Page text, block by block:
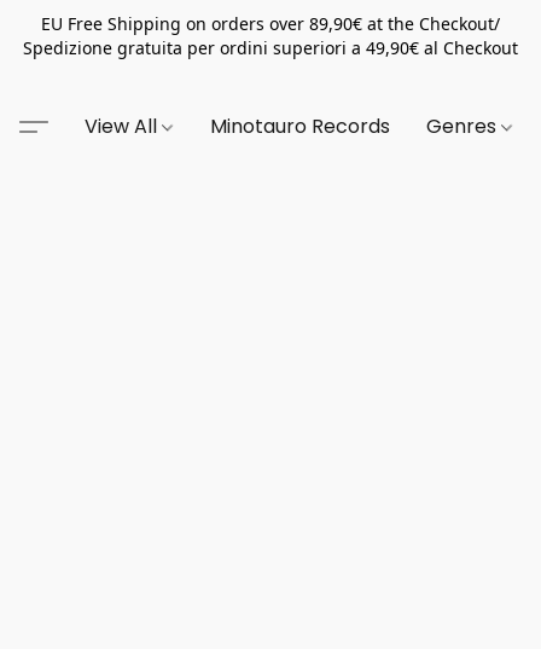
EU Free Shipping on orders over 89,90€ at the Checkout/
Spedizione gratuita per ordini superiori a 49,90€ al Checkout
View All Minotauro Records Genres